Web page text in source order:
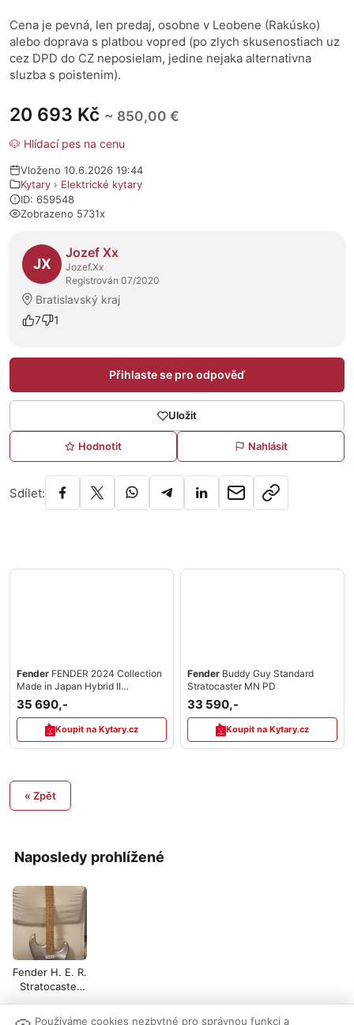
Naposledy prohlížené
Fender H. E. R.
Stratocaster
20 693 Kč ~ 850,00 €
🐶 Hlídací pes na cenu
Vloženo 10.6.2026 19:44
Kytary › Elektrické kytary
ID: 659548
Zobrazeno 5731x
O prodejci
JX
Jozef Xx
Jozef.Xx
Registrován 07/2020
Bratislavský kraj
7
1
Přihlaste se pro odpověď
Uložit
Hodnotit Nahlásit
Sdílet:
Cena je pevná, len predaj, osobne v Leobene (Rakúsko)
alebo doprava s platbou vopred (po zlych skusenostiach uz
cez DPD do CZ neposielam, jedine nejaka alternativna
sluzba s poistenim).
Fender FENDER 2024 Collection
Made in Japan Hybrid II
Stratocaster HSH
35 690,-
Koupit na Kytary.cz
Fender Buddy Guy Standard
Stratocaster MN PD
33 590,-
Koupit na Kytary.cz
« Zpět
Používáme cookies nezbytné pro správnou funkci a